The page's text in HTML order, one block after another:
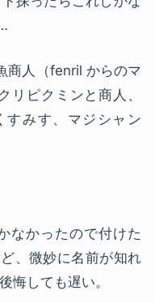
商人（fenril からのマ
リピクミンと商人、
みす、マジシャン
なかったので付けた
、微妙に名前が知れ
悔しても遅い。